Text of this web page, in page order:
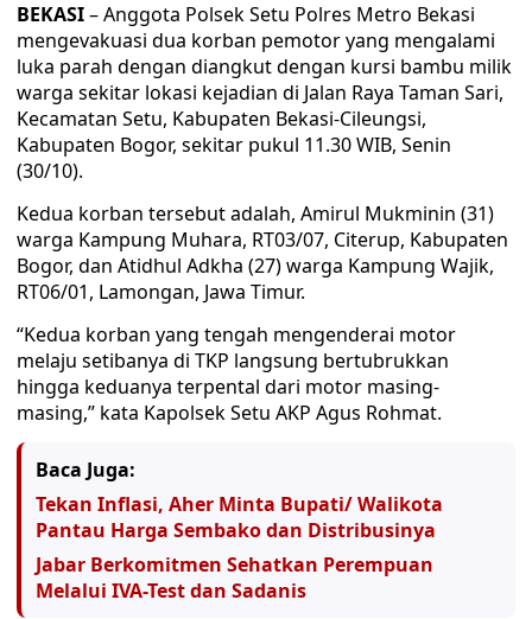
BEKASI– Anggota Polsek Setu Polres Metro Bekasi
mengevakuasi dua korban pemotor yang mengalami
luka parah dengan diangkut dengan kursi bambu milik
warga sekitar lokasi kejadian di Jalan Raya Taman Sari,
Kecamatan Setu, Kabupaten Bekasi-Cileungsi,
Kabupaten Bogor, sekitar pukul 11.30 WIB, Senin
(30/10).
Kedua korban tersebut adalah, Amirul Mukminin (31)
warga Kampung Muhara, RT03/07, Citerup, Kabupaten
Bogor, dan Atidhul Adkha (27) warga Kampung Wajik,
RT06/01, Lamongan, Jawa Timur.
“Kedua korban yang tengah mengenderai motor
melaju setibanya di TKP langsung bertubrukkan
hingga keduanya terpental dari motor masing-
masing,” kata Kapolsek Setu AKP Agus Rohmat.
Baca Juga:
Tekan Inflasi, Aher Minta Bupati/ Walikota
Pantau Harga Sembako dan Distribusinya
Jabar Berkomitmen Sehatkan Perempuan
Melalui IVA-Test dan Sadanis